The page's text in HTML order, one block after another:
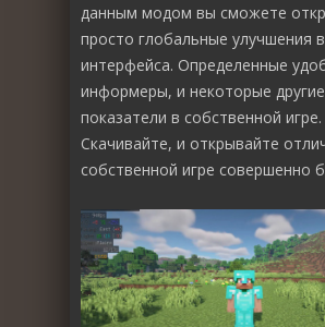
данным модом вы сможете
просто глобальные улучшения
интерфейса. Определенные
информеры, и некоторые другие
показатели в собственной игре.
Скачивайте, и открывайте
собственной игре совершенно